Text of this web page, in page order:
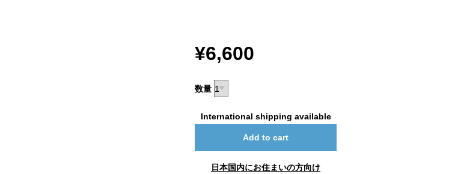
¥6,600
数量
International shipping available
Add to cart
日本国内にお住まいの方向け